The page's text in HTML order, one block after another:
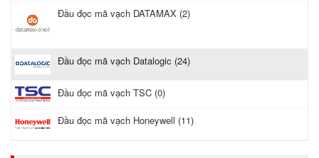
Đầu đọc mã vạch DATAMAX (2)
Đầu đọc mã vạch Datalogic (24)
Đầu đọc mã vạch TSC (0)
Đầu đọc mã vạch Honeywell (11)